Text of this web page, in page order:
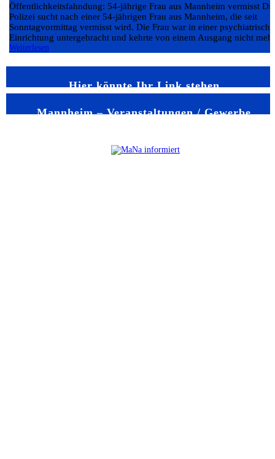
Öffentlichkeitsfahndung: 54-jährige Frau aus Mannheim vermisst Die
Polizei sucht nach einer 54-jährigen Frau aus Mannheim, die seit
Sonntagvormittag vermisst wird. Die Frau war in einer
Einrichtung untergebracht und kehrte von einem Ausgang nicht
Weiterlesen
Hier könnte Ihr Link stehen
Mannheim – Veranstaltungen / Gewerbe